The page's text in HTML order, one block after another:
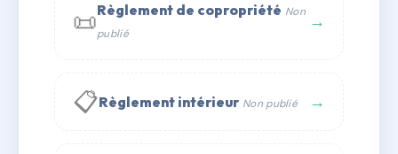
✉ Email
📜Règlement de copropriété Non
publié
→
📋Règlement intérieur Non publié →